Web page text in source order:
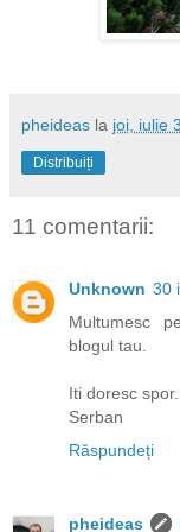
pheideas la joi, iulie
Distribuiți
11 comentarii:
Unknown 30
Multumesc
blogul tau.
Iti doresc
Serban
Răspundeți
pheideas